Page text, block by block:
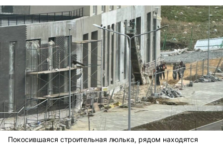
Покосившаяся строительная люлька, рядом находятся